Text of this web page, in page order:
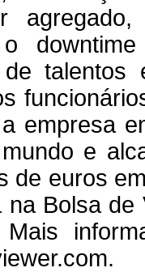
agregado,
o
de
empresa
e
de euros
na Bolsa